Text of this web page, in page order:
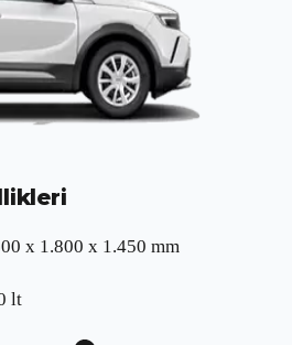
x 1.800 x 1.450 mm
lt